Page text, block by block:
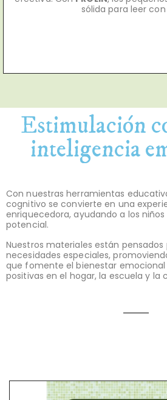
sólida para leer
Estimulación
inteligencia
Con nuestras herramientas
cognitivo se convierte en una
enriquecedora, ayudando a los
potencial.
Nuestros materiales están pensados
necesidades especiales,
que fomente el bienestar emocional
positivas en el hogar, la escuela y la